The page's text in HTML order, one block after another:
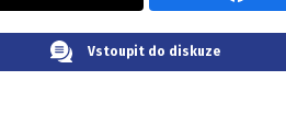
Vstoupit do diskuze